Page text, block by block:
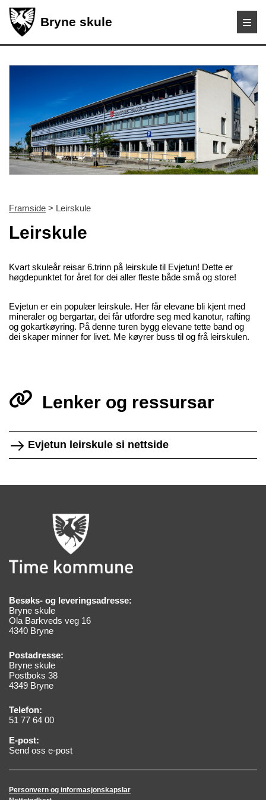
Bryne skule
Framside > Leirskule
Leirskule
Kvart skuleår reisar 6.trinn på leirskule til Evjetun! Dette er
høgdepunktet for året for dei aller fleste både små og store!
Evjetun er ein populær leirskule. Her får elevane bli kjent med
mineraler og bergartar, dei får utfordre seg med kanotur, rafting
og gokartkøyring. På denne turen bygg elevane tette band og
dei skaper minner for livet. Me køyrer buss til og frå leirskulen.
Lenker og ressursar
Evjetun leirskule si nettside
Besøks- og leveringsadresse:
Bryne skule
Ola Barkveds veg 16
4340 Bryne
Postadresse:
Bryne skule
Postboks 38
4349 Bryne
Telefon:
51 77 64 00
E-post:
Send oss e-post
Personvern og informasjonskapslar